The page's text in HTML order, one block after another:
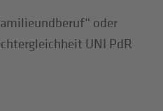
oder
UNI PdR